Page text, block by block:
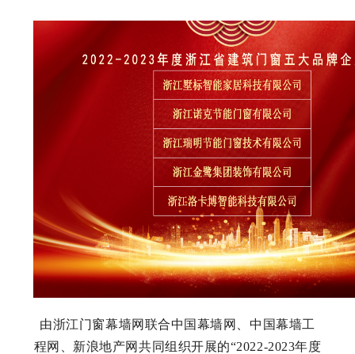
由浙江门窗幕墙网联合中国幕墙网、中国幕墙工
程网、新浪地产网共同组织开展的“2022-2023年度